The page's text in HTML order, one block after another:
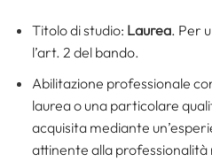
Titolo di studio: Laurea. Per
l’art. 2 del bando.
Abilitazione professionale
laurea o una particolare
acquisita mediante
attinente alla professionalità